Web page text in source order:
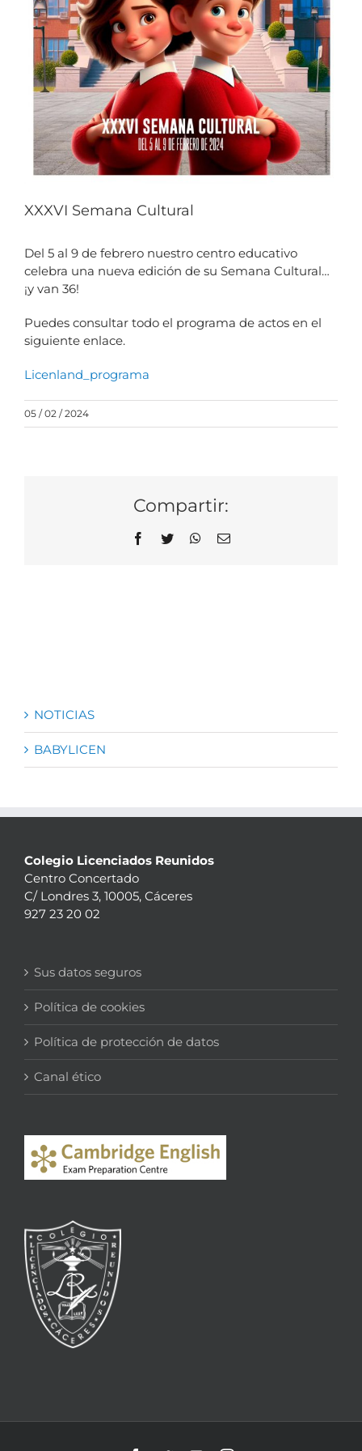
XXXVI Semana Cultural
Del 5 al 9 de febrero nuestro centro educativo
celebra una nueva edición de su Semana Cultural…
¡y van 36!
Puedes consultar todo el programa de actos en el
siguiente enlace.
Licenland_programa
05 / 02 / 2024
Compartir:
Facebook
Twitter WhatsApp
Correo
NOTICIAS
BABYLICEN
Colegio Licenciados Reunidos
Centro Concertado
C/ Londres 3, 10005, Cáceres
927 23 20 02
Sus datos seguros
Política de cookies
Política de protección de datos
Canal ético